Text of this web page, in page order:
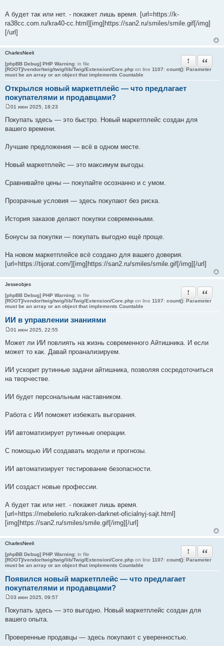
А будет так или нет. - покажет лишь время. [url=https://k-
ra38cc.com.ru/kra40-cc.html][img]https://san2.ru/smiles/smile.gif[/img]
[/url]
CharlesNeeli
[phpBB Debug] PHP Warning: in file
[ROOT]/vendor/twig/twig/lib/Twig/Extension/Core.php on line 1107: count(): Parameter
must be an array or an object that implements Countable
Открылся новый маркетплейс — что предлагает
покупателями и продавцами?
Цитата
о
б
н
01 июн 2025, 18:23
Покупать здесь — это быстро. Новый маркетплейс создан для
вашего времени.
Лучшие предложения — всё в одном месте.
Новый маркетплейс — это максимум выгоды.
Сравнивайте цены — покупайте осознанно и с умом.
Прозрачные условия — здесь покупают без риска.
История заказов делают покупки современными.
Бонусы за покупки — покупать выгодно ещё проще.
На новом маркетплейсе всё создано для вашего доверия.
[url=https://tijorat.com/][img]https://san2.ru/smiles/smile.gif[/img][/url]
Jesseobjes
[phpBB Debug] PHP Warning: in file
[ROOT]/vendor/twig/twig/lib/Twig/Extension/Core.php on line 1107: count(): Parameter
must be an array or an object that implements Countable
ИИ в управлении знаниями
Цитата
о
б
н
е
01 июн 2025, 22:55
Может ли ИИ повлиять на жизнь современного Айтишника. И если
может то как. Давай проанализируем.
ИИ ускорит рутинные задачи айтишника, позволяя сосредоточиться
на творчестве.
ИИ будет персональным наставником.
Работа с ИИ поможет избежать выгорания.
ИИ автоматизирует рутинные операции.
С помощью ИИ создавать модели и прогнозы.
ИИ автоматизирует тестирование безопасности.
ИИ создаст новые профессии.
А будет так или нет. - покажет лишь время.
[url=https://mebelerio.ru/kraken-darknet-oficialnyj-sajt.html]
[img]https://san2.ru/smiles/smile.gif[/img][/url]
CharlesNeeli
[phpBB Debug] PHP Warning: in file
[ROOT]/vendor/twig/twig/lib/Twig/Extension/Core.php on line 1107: count(): Parameter
must be an array or an object that implements Countable
Появился новый маркетплейс — что предлагает
покупателями и продавцами?
Цитата
о
б
н
03 июн 2025, 09:57
Покупать здесь — это выгодно. Новый маркетплейс создан для
вашего опыта.
Проверенные продавцы — здесь покупают с уверенностью.